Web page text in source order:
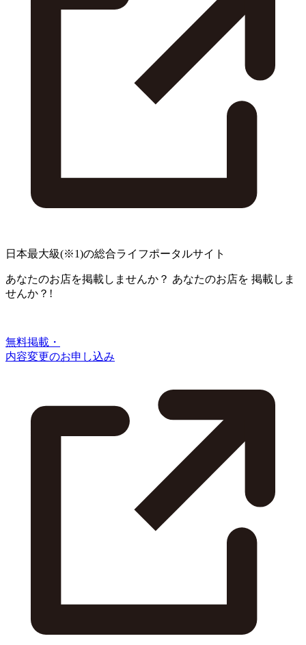
日本最大級(※1)の総合ライフポータルサイト
あなたのお店を掲載しませんか？ あなたのお店を 掲載しま
せんか？!
無料掲載・
内容変更のお申し込み